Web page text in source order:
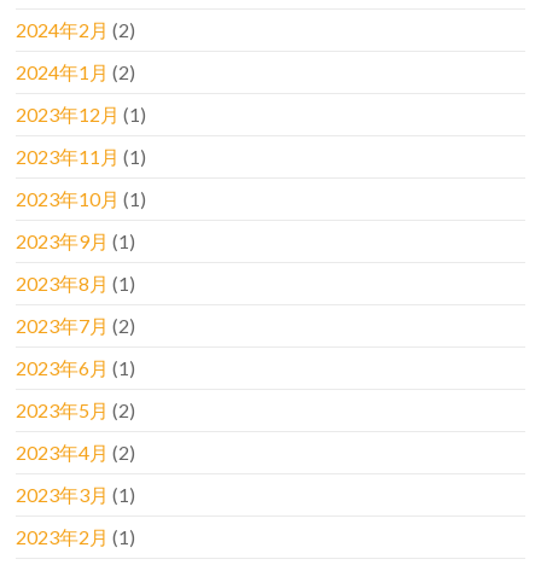
2024年2月 (2)
2024年1月 (2)
2023年12月 (1)
2023年11月 (1)
2023年10月 (1)
2023年9月 (1)
2023年8月 (1)
2023年7月 (2)
2023年6月 (1)
2023年5月 (2)
2023年4月 (2)
2023年3月 (1)
2023年2月 (1)